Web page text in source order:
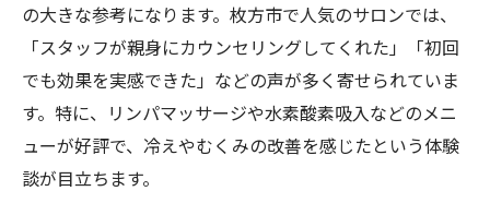
の大きな参考になります。枚方市で人気のサロンでは、
「スタッフが親身にカウンセリングしてくれた」「初回
でも効果を実感できた」などの声が多く寄せられていま
す。特に、リンパマッサージや水素酸素吸入などのメニ
ューが好評で、冷えやむくみの改善を感じたという体験
談が目立ちます。